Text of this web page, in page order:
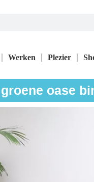
Werken Plezier
oase